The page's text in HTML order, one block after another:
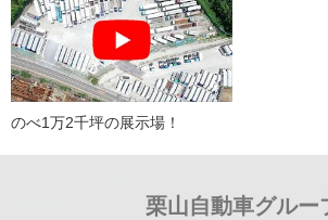
のべ1万2千坪の展示場！
栗山自動車グルー